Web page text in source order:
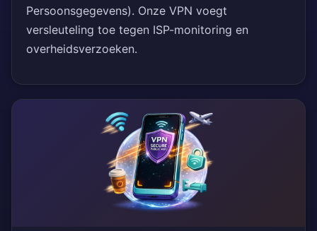
Persoonsgegevens). Onze VPN voegt
versleuteling toe tegen ISP-monitoring en
overheidsverzoeken.